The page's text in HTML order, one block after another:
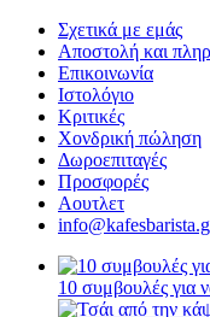
Σχετικά με εμάς
Αποστολή και
Επικοινωνία
Ιστολόγιο
Κριτικές
Χονδρική πώληση
Δωροεπιταγές
Προσφορές
Αουτλετ
10 συμβουλές για